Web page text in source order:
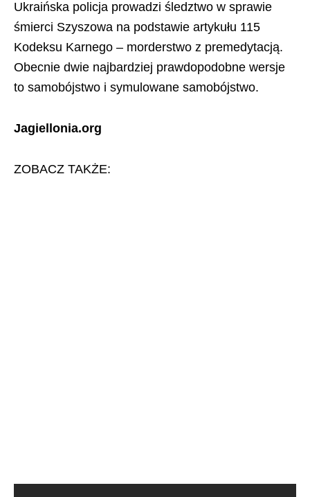
Ukraińska policja prowadzi śledztwo w sprawie
śmierci Szyszowa na podstawie artykułu 115
Kodeksu Karnego – morderstwo z premedytacją.
Obecnie dwie najbardziej prawdopodobne wersje
to samobójstwo i symulowane samobójstwo.
Jagiellonia.org
ZOBACZ TAKŻE: